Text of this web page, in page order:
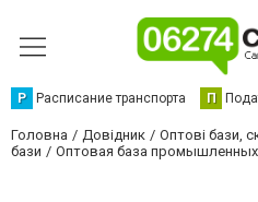
Р Расписание транспорта П
Головна Довідник Оптові бази,
бази
Оптовая база